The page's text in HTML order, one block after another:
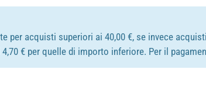
per acquisti superiori ai 40,00 €, se invece
€ per quelle di importo inferiore. Per il